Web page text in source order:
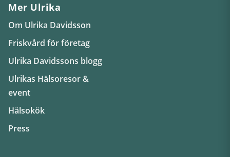
Mer Ulrika
Om Ulrika Davidsson
Friskvård för företag
Ulrika Davidssons blogg
Ulrikas Hälsoresor &
event
Hälsokök
Press